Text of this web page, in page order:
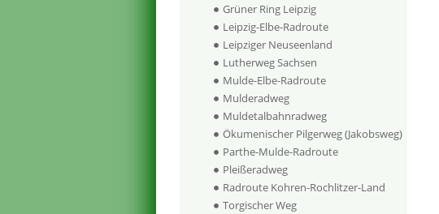
Grüner Ring Leipzig
Leipzig-Elbe-Radroute
Leipziger Neuseenland
Lutherweg Sachsen
Mulde-Elbe-Radroute
Mulderadweg
Muldetalbahnradweg
Ökumenischer Pilgerweg (Jakobsweg)
Parthe-Mulde-Radroute
Pleißeradweg
Radroute Kohren-Rochlitzer-Land
Torgischer Weg